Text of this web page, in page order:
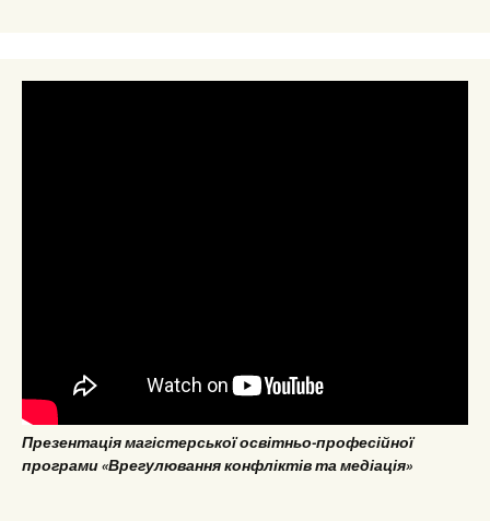
Презентація магістерської освітньо-професійної
програми «Врегулювання конфліктів та медіація»